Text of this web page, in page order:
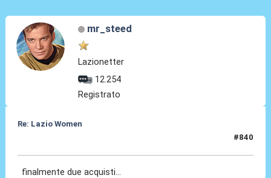
mr_steed
Lazionetter
12.254
Registrato
Re: Lazio Women
#840
finalmente due acquisti...